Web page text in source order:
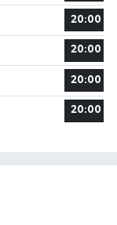
20:00
20:00
20:00
20:00